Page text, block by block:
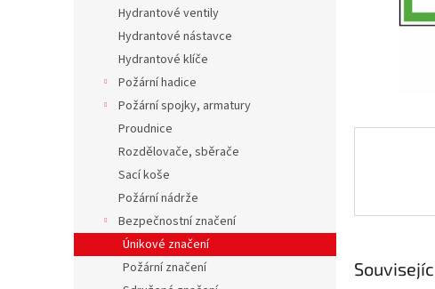
Hydrantové ventily
Hydrantové nástavce
Hydrantové klíče
Požární hadice
Požární spojky, armatury
Proudnice
Rozdělovače, sběrače
Sací koše
Požární nádrže
Bezpečnostní značení
Únikové značení
Požární značení